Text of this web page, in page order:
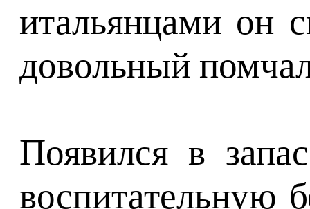
итальянцами он
довольный
Появился в
воспитательную